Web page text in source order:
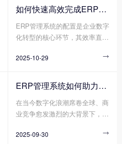
统作为企业管理的核心工具，正
凭借其强大的整合与协同能力，
成为企业提升运营效率的得力助
手。
如何快速高效完成ERP管理系统配置?
ERP管理系统的配置是企业数字
化转型的核心环节，其效率直接
放速度。然而，传统ERP管理系
求模糊导致方向偏差、流程冗余
造成资源浪费、技术壁垒阻碍实
施进度，这些问题使得配置周期
不断延长、成本持续超支，严重
2025-10-29 
ERP管理系统如何助力企业实现高效管理?
在当今数字化浪潮席卷全球、商
业竞争愈发激烈的大背景下，企
遇。高效管理成为企业在这场时
2025-09-30 